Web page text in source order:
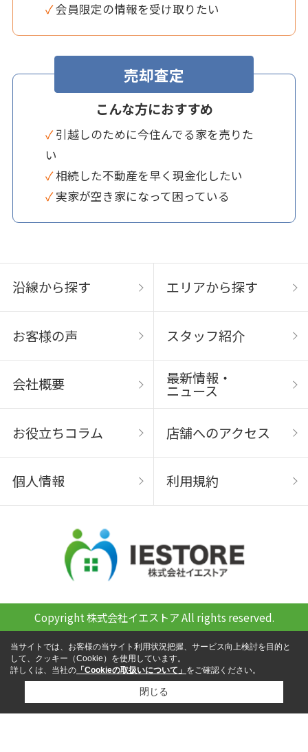
✓ 会員限定の情報を受け取りたい
売却査定
こんな方におすすめ
✓ 引越しのために今住んでる家を売りた
い
✓ 相続した不動産を早く現金化したい
✓ 実家が空き家になって困っている
沿線から探す エリアから探す
お客様の声 スタッフ紹介
会社概要 最新情報・
ニュース
お役立ちコラム 店舗へのアクセス
個人情報 利用規約
Copyright 株式会社イエストア All rights reserved.
当サイトでは、お客様の当サイト利用状況把握、サービス向上検討を目的と
して、クッキー（Cookie）を使用しています。
詳しくは、当社の 「Cookieの取扱いについて」 をご確認ください。
閉じる